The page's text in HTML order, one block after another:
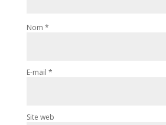
Nom *
E-mail *
Site web